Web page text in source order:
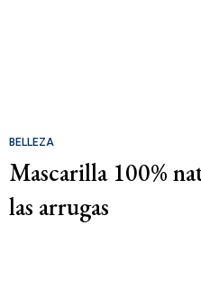
BELLEZA
Mascarilla 100%
las arrugas